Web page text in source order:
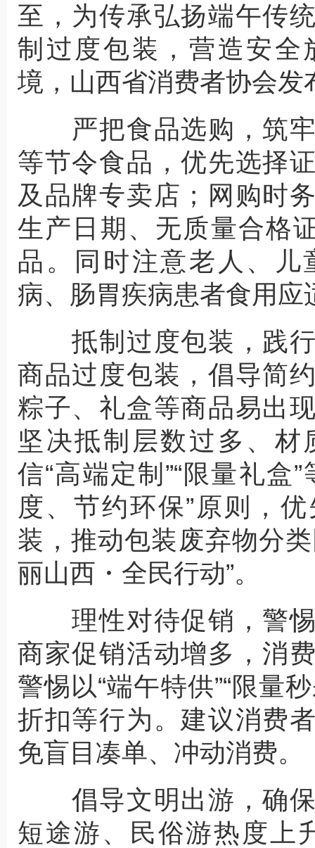
至，为传承弘扬端午传
制过度包装，营造安全
境，山西省消费者协会发
严把食品选购，筑牢
等节令食品，优先选择
及品牌专卖店；网购时
生产日期、无质量合格
品。同时注意老人、儿
病、肠胃疾病患者食用应
抵制过度包装，践行
商品过度包装，倡导简
粽子、礼盒等商品易出
坚决抵制层数过多、
信“高端定制”“限量礼盒
度、节约环保”原则，
装，推动包装废弃物分
丽山西・全民行动”。
理性对待促销，警惕
商家促销活动增多，消
警惕以“端午特供”“限量
折扣等行为。建议消费
免盲目凑单、冲动消费。
倡导文明出游，确保
短途游、民俗游热度上